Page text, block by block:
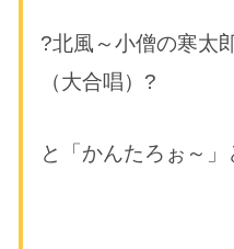
?北風～小僧の寒
（大合唱）?
と「かんたろぉ～